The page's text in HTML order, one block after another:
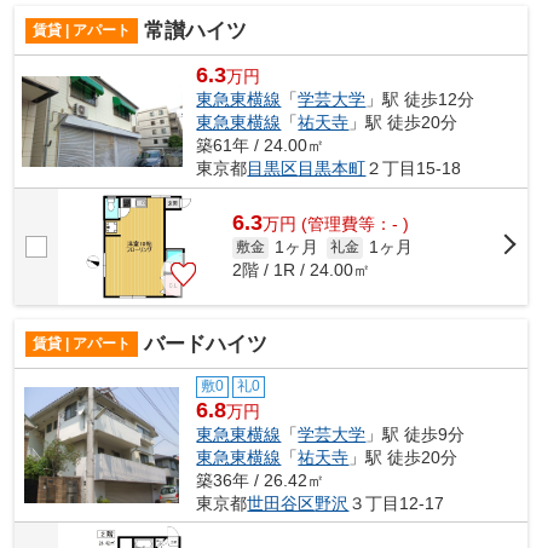
賃貸 | アパート 常讃ハイツ
6.3万円
東急東横線 「学芸大学 」駅 徒歩12分
東急東横線 「祐天寺 」駅 徒歩20分
築61年 / 24.00㎡
東京都目黒区目黒本町２丁目15-18
6.3万円 (管理費等：- )
敷金 1ヶ月 礼金
1ヶ月
2階 / 1R / 24.00㎡
賃貸 | アパート バードハイツ
敷0 礼0
6.8万円
東急東横線 「学芸大学 」駅 徒歩9分
東急東横線 「祐天寺 」駅 徒歩20分
築36年 / 26.42㎡
東京都世田谷区野沢 ３丁目12-17